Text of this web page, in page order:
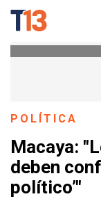
POLÍTICA
Macaya:
deben
político’"